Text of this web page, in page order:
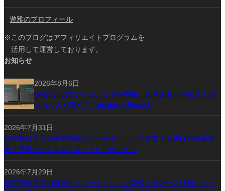
遊雅のプロフィール
※このブログはアフィリエイトプログラムを
活用して運営しております。
お知らせ
2026年8月6日
WRX S4のブレーキパッドを交換！効きの変化やダストの
出方はどう違う？【project μ Bspec】
2026年7月31日
矢野雅哉選手の実家家族エピソードについて調査！父親は野球経験
者？母親はどんな人？きょうだいはいる？
2026年7月29日
髙寺望夢選手の家族エピソードについて調査！天才だと話題に！？